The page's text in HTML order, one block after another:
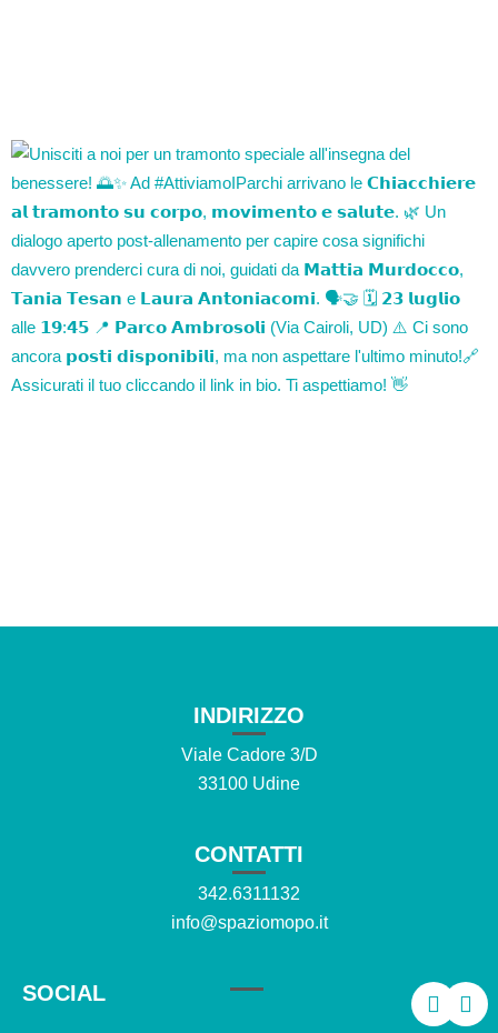
INDIRIZZO
Viale Cadore 3/D
33100 Udine
CONTATTI
342.6311132
info@spaziomopo.it
SOCIAL